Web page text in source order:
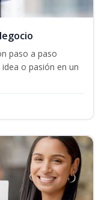
paso a paso
o pasión en un